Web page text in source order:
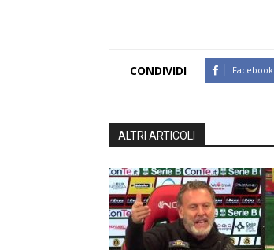
CONDIVIDI Facebook
ALTRI ARTICOLI